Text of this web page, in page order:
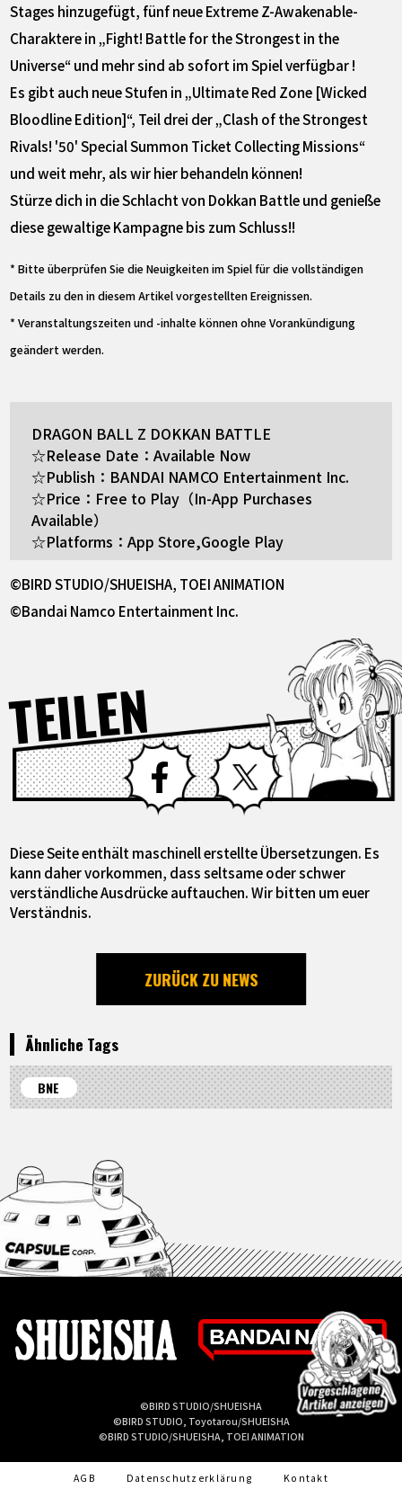
Stages hinzugefügt, fünf neue Extreme Z-Awakenable-
Charaktere in „Fight! Battle for the Strongest in the
Universe“ und mehr sind ab sofort im Spiel verfügbar !
Es gibt auch neue Stufen in „Ultimate Red Zone [Wicked
Bloodline Edition]“, Teil drei der „Clash of the Strongest
Rivals! '50' Special Summon Ticket Collecting Missions“
und weit mehr, als wir hier behandeln können!
Stürze dich in die Schlacht von Dokkan Battle und genieße
diese gewaltige Kampagne bis zum Schluss!!
* Bitte überprüfen Sie die Neuigkeiten im Spiel für die vollständigen
Details zu den in diesem Artikel vorgestellten Ereignissen.
* Veranstaltungszeiten und -inhalte können ohne Vorankündigung
geändert werden.
DRAGON BALL Z DOKKAN BATTLE
☆Release Date：Available Now
☆Publish：BANDAI NAMCO Entertainment Inc.
☆Price：Free to Play（In-App Purchases
Available）
☆Platforms：App Store,Google Play
©BIRD STUDIO/SHUEISHA, TOEI ANIMATION
©Bandai Namco Entertainment Inc.
TEILEN Facebook X
Diese Seite enthält maschinell erstellte Übersetzungen. Es
kann daher vorkommen, dass seltsame oder schwer
verständliche Ausdrücke auftauchen. Wir bitten um euer
Verständnis.
ZURÜCK ZU NEWS
Ähnliche Tags
BNE
©BIRD STUDIO/SHUEISHA
©BIRD STUDIO, Toyotarou/SHUEISHA
©BIRD STUDIO/SHUEISHA, TOEI ANIMATION
AGB Datenschutzerklärung Kontakt